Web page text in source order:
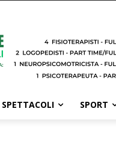
SPETTACOLI SPORT